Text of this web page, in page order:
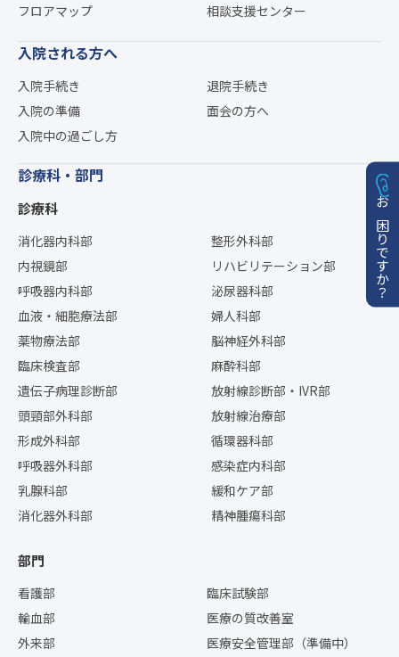
フロアマップ
相談支援センター
入院される方へ
入院手続き
入院の準備
入院中の過ごし方
退院手続き
面会の方へ
診療科・部門
診療科
消化器内科部
内視鏡部
呼吸器内科部
血液・細胞療法部
薬物療法部
臨床検査部
遺伝子病理診断部
頭頸部外科部
形成外科部
呼吸器外科部
乳腺科部
消化器外科部
整形外科部
リハビリテーション部
泌尿器科部
婦人科部
脳神経外科部
麻酔科部
放射線診断部・IVR部
放射線治療部
循環器科部
感染症内科部
緩和ケア部
精神腫瘍科部
部門
看護部
輸血部
外来部
臨床試験部
医療の質改善室
医療安全管理部（準備中）
お困りですか？